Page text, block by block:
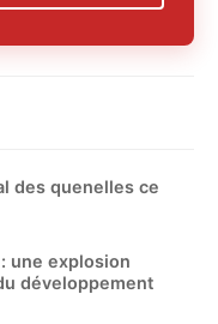
des quenelles ce
une explosion
développement